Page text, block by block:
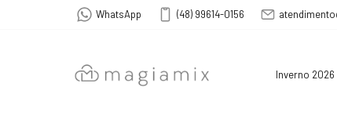
WhatsApp (48) 99614-0156
Inverno 2026